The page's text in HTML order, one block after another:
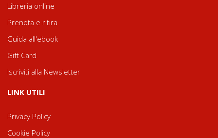
Libreria online
Prenota e ritira
Guida all'ebook
Gift Card
Iscriviti alla Newsletter
LINK UTILI
Privacy Policy
Cookie Policy